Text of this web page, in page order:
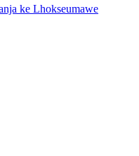
ke Lhokseumawe